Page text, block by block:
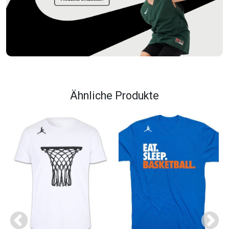
Ähnliche Produkte